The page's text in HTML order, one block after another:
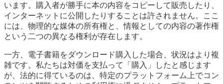
います。購入者が勝手に本の内容をコピーして販売したり、
インターネットに公開したりすることは許されません。ここ
には、物理的な媒体の所有権と、情報としての内容の著作権
という二つの異なる権利が存在します。
一方、電子書籍をダウンロード購入した場合、状況はより複
雑です。私たちは対価を支払って「購入」したと感じます
が、法的に得ているのは、特定のプラットフォーム上でコン